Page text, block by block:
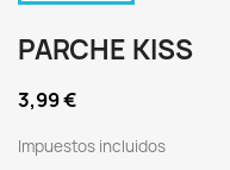
PARCHE KISS
3,99 €
Impuestos incluidos